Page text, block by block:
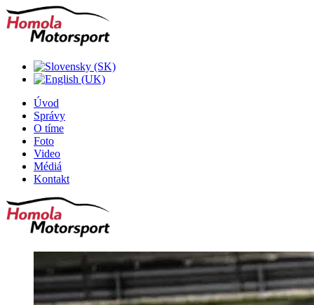
Úvod
Správy
O tíme
Foto
Video
Médiá
Kontakt